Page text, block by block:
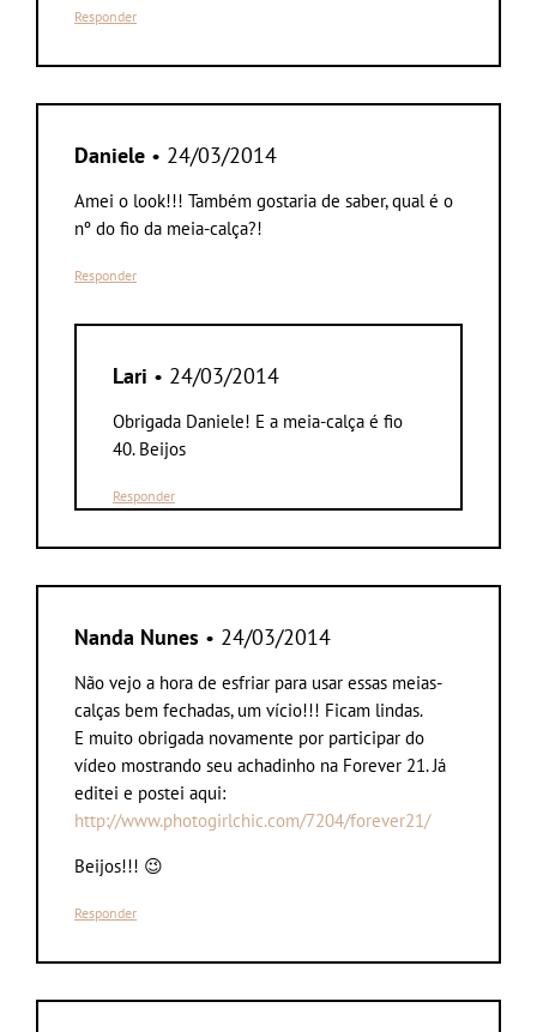
Responder
Daniele • 24/03/2014
Amei o look!!! Também gostaria de saber, qual é o
nº do fio da meia-calça?!
Responder
Lari • 24/03/2014
Obrigada Daniele! E a meia-calça é fio
40. Beijos
Responder
Nanda Nunes • 24/03/2014
Não vejo a hora de esfriar para usar essas meias-
calças bem fechadas, um vício!!! Ficam lindas.
E muito obrigada novamente por participar do
vídeo mostrando seu achadinho na Forever 21. Já
editei e postei aqui:
http://www.photogirlchic.com/7204/forever21/
Beijos!!! 😉
Responder